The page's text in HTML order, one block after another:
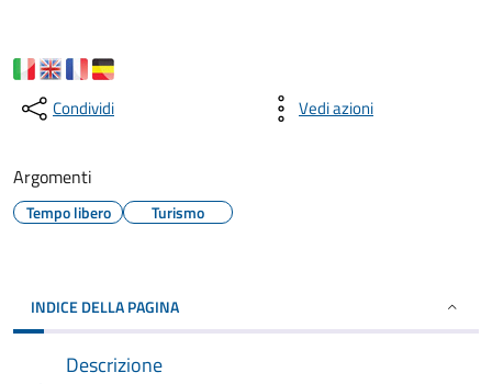
Condividi Vedi azioni
Argomenti
Tempo libero Turismo
INDICE DELLA PAGINA
Descrizione